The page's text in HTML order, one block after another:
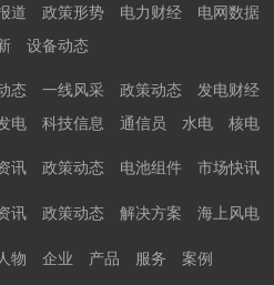
道 政策形势 电力财经 电网数据
设备动态
态 一线风采 政策动态 发电财经
电 科技信息 通信员 水电 核电
讯 政策动态 电池组件 市场快讯
讯 政策动态 解决方案 海上风电
人物 企业 产品 服务 案例